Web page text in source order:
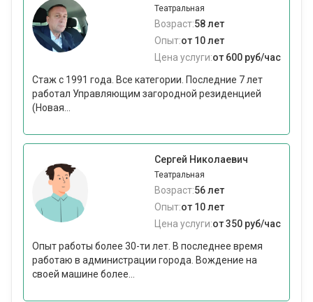
Театральная
Возраст:58 лет
Опыт:от 10 лет
Цена услуги:от 600 руб/час
Стаж с 1991 года. Все категории. Последние 7 лет
работал Управляющим загородной резиденцией
(Новая...
Сергей Николаевич
Театральная
Возраст:56 лет
Опыт:от 10 лет
Цена услуги:от 350 руб/час
Опыт работы более 30-ти лет. В последнее время
работаю в администрации города. Вождение на
своей машине более...